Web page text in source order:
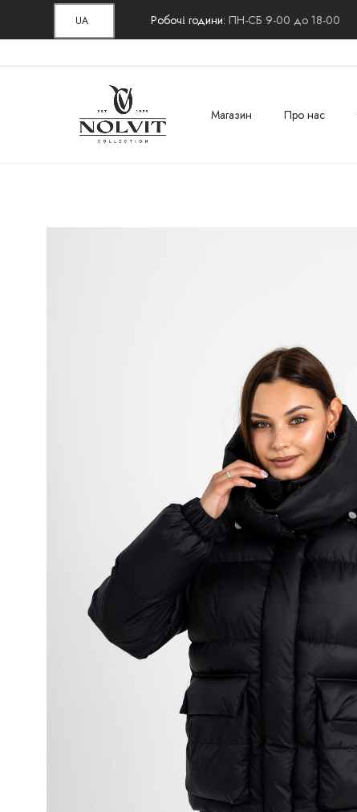
UA Робочі години:ПН-СБ 9-00 до 18-00
Магазин Про нас